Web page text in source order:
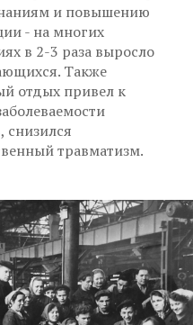
и повышению
- на многих
в 2-3 раза выросло
Также
отдых привел к
снизился
травматизм.